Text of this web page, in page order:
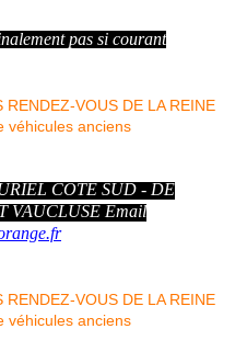
pas si courant
CÔTÉ SUD - DE
VAUCLUSE Email